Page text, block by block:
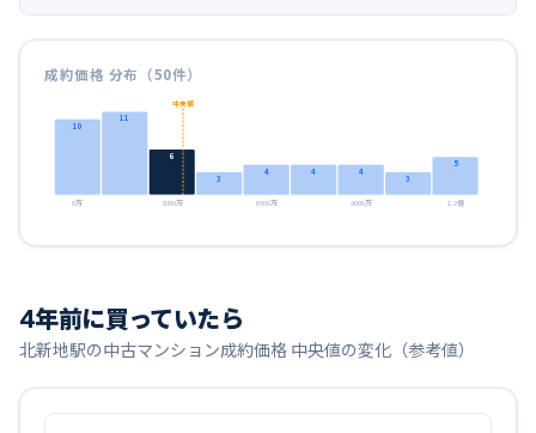
成約価格 分布（50件）
10
11
6
3
4 4 4
3
5
0万 3000万 6000万 9000万 1.2億
中央値
4年前に買っていたら
北新地駅の中古マンション成約価格 中央値の変化（参考値）